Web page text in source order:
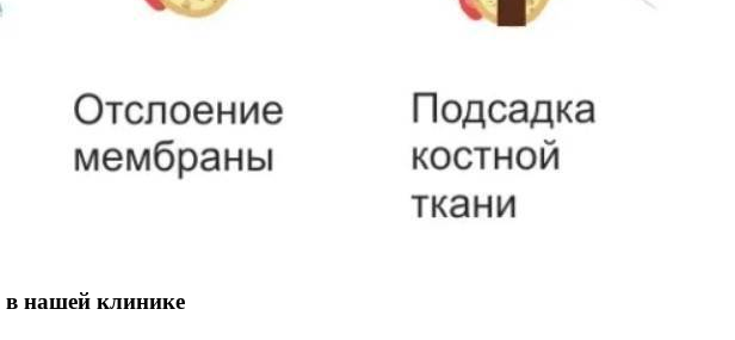
в нашей клинике